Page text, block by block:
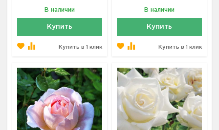
В наличии
Купить
Купить в 1 клик
В наличии
Купить
Купить в 1 клик